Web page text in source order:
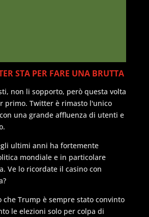
STA PER FARE UNA BRUTTA
non li sopporto, però questa volta
primo. Twitter è rimasto l'unico
una grande affluenza di utenti e
ultimi anni ha fortemente
mondiale e in particolare
Ve lo ricordate il casino con
che Trump è sempre stato convinto
le elezioni solo per colpa di